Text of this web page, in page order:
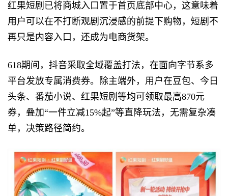
红果短剧已将商城入口置于首页底部中心，这意味着
用户可以在不打断观剧沉浸感的前提下购物，短剧不
再只是内容入口，还成为电商货架。
618期间，抖音采取全域覆盖打法，在面向字节系多
平台发放专属消费券。除主端外，用户在豆包、今日
头条、番茄小说、红果短剧等均可领取最高870元
券，叠加“一件立减15%起”等直降玩法，无需复杂凑
单，决策路径简约。